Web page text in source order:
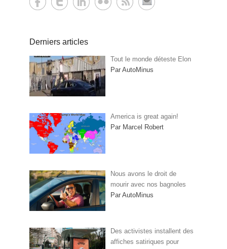
Derniers articles
Tout le monde déteste Elon
Par AutoMinus
America is great again!
Par Marcel Robert
Nous avons le droit de
mourir avec nos bagnoles
Par AutoMinus
Des activistes installent des
affiches satiriques pour